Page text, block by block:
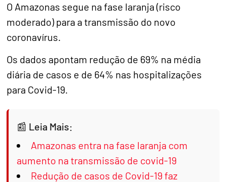
O Amazonas segue na fase laranja (risco
moderado) para a transmissão do novo
coronavírus.
Os dados apontam redução de 69% na média
diária de casos e de 64% nas hospitalizações
para Covid-19.
Leia Mais:
Amazonas entra na fase laranja com
aumento na transmissão de covid-19
Redução de casos de Covid-19 faz